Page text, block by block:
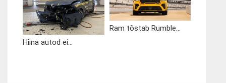
Hiina autod ei...
Ram tõstab Rumble...